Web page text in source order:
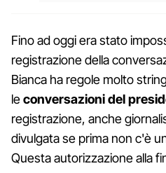
Fino ad oggi era stato
registrazione della
Bianca ha regole molto
leconversazioni del
registrazione, anche
divulgata se prima non c'è
Questa autorizzazione alla